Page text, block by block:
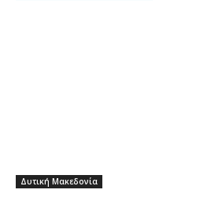
Δυτική Μακεδονία